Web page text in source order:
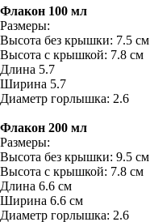
Флакон 100 мл
Размеры:
Высота без крышки: 7.5 см
Высота с крышкой: 7.8 см
Длина 5.7
Ширина 5.7
Диаметр горлышка: 2.6
Флакон 200 мл
Размеры:
Высота без крышки: 9.5 см
Высота с крышкой: 7.8 см
Длина 6.6 см
Ширина 6.6 см
Диаметр горлышка: 2.6